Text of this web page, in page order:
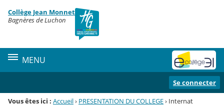
Menu de la rubrique
Contenu
Collège Jean Monnet
Bagnères de Luchon
MENU
Se connecter
Vous êtes ici : Accueil› PRESENTATION DU COLLEGE› Internat